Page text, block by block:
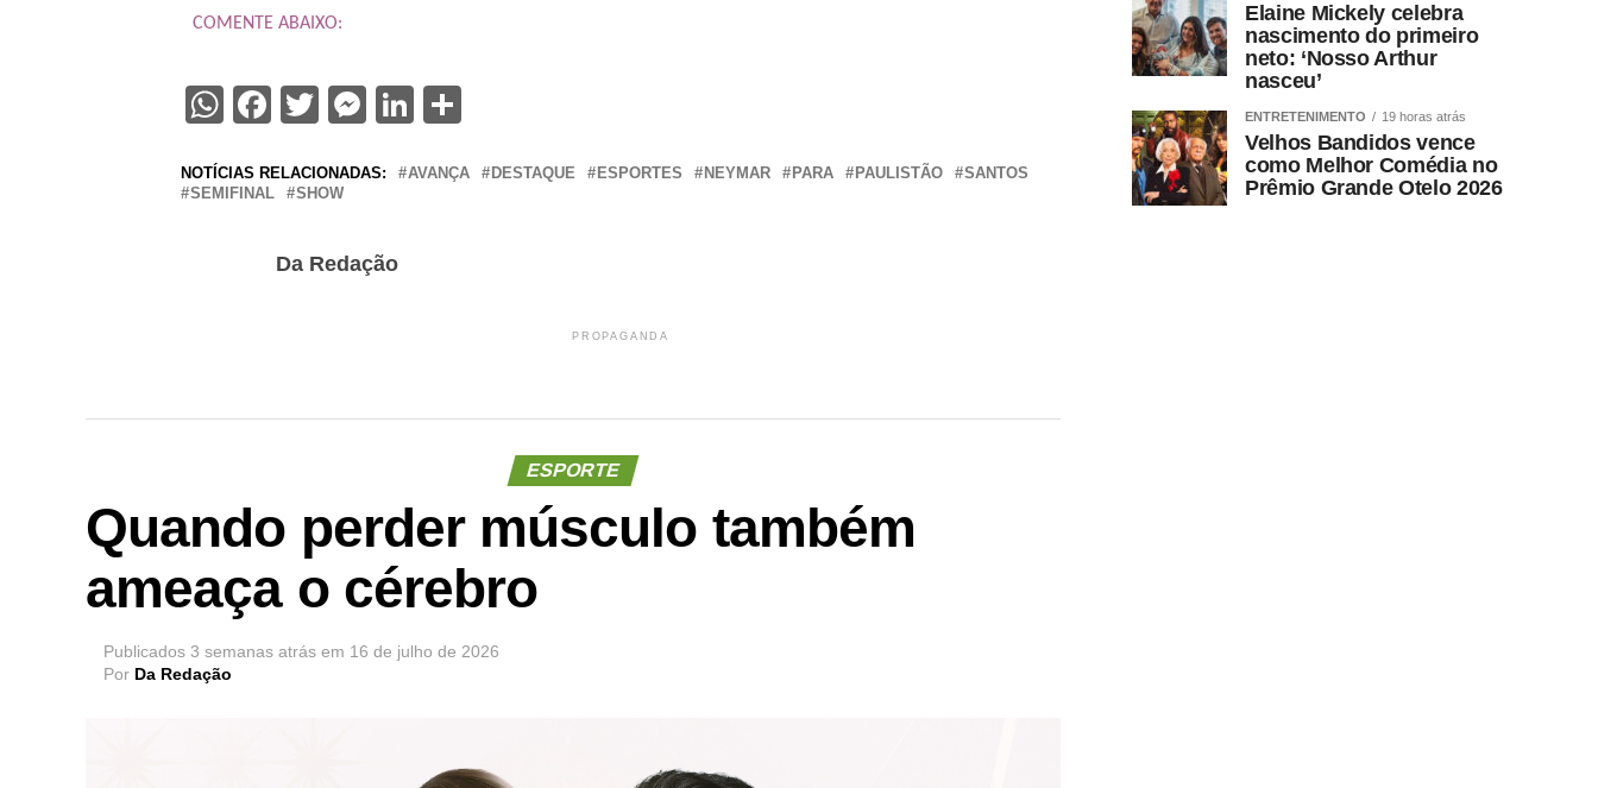
COMENTE ABAIXO:
WhatsApp
Facebook
TwitterMessenger
LinkedIn
NOTÍCIAS RELACIONADAS: AVANÇA DESTAQUE ESPORTES NEYMAR PARA PAULISTÃO
SANTOS
SEMIFINAL
SHOW
Da Redação
PROPAGANDA
ESPORTE
Quando perder músculo também
ameaça o cérebro
Publicados 3 semanas atrás em 16 de julho de 2026
Por Da Redação
Elaine Mickely celebra
nascimento do primeiro
neto: ‘Nosso Arthur
nasceu’
ENTRETENIMENTO 19 horas atrás
Velhos Bandidos vence
como Melhor Comédia no
Prêmio Grande Otelo 2026